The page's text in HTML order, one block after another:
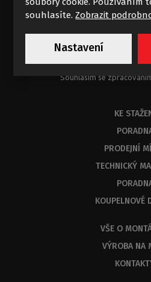
Chci dostávat
Souhlasím se
KE
PRODEJNÍ
TECHNICKÝ
KOUPELNOVÉ
VŠE O
VÝROBA NA
souhlasíte.Zobrazit
Nastavení